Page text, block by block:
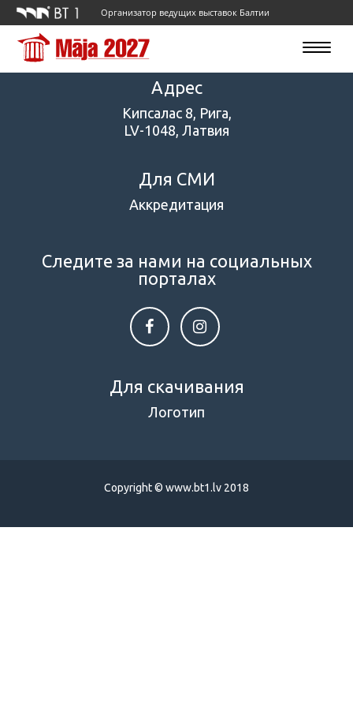
Организатор ведущих выставок Балтии
Toggle
Адрес
Кипсалас 8, Рига,
LV-1048, Латвия
Для СМИ
Аккредитация
Следите за нами на социальных
порталах
Для скачивания
Логотип
Copyright © www.bt1.lv 2018